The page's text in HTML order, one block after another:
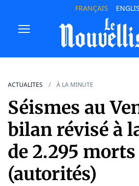
FRANÇAIS
ACTUALITES À LA MINUTE
Séismes au
bilan révisé à
de 2.295 morts
(autorités)